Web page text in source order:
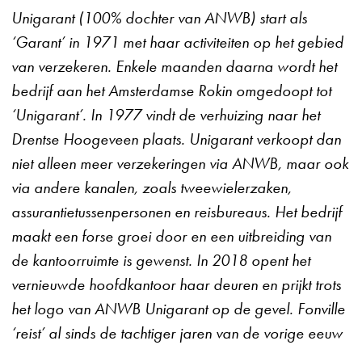
Unigarant (100% dochter van ANWB) start als
‘Garant’ in 1971 met haar activiteiten op het gebied
van verzekeren. Enkele maanden daarna wordt het
bedrijf aan het Amsterdamse Rokin omgedoopt tot
‘Unigarant’. In 1977 vindt de verhuizing naar het
Drentse Hoogeveen plaats. Unigarant verkoopt dan
niet alleen meer verzekeringen via ANWB, maar ook
via andere kanalen, zoals tweewielerzaken,
assurantietussenpersonen en reisbureaus. Het bedrijf
maakt een forse groei door en een uitbreiding van
de kantoorruimte is gewenst. In 2018 opent het
vernieuwde hoofdkantoor haar deuren en prijkt trots
het logo van ANWB Unigarant op de gevel. Fonville
‘reist’ al sinds de tachtiger jaren van de vorige eeuw